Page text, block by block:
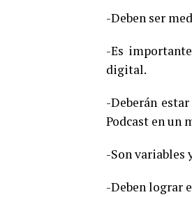
-Deben ser
-Es
digital.
-Deberán
Podcast en un
-Son variables
-Deben lograr